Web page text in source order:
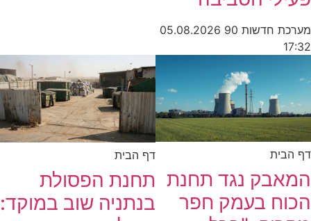
מערכת חדשות 90
05.08.2026
17:32
דף הבית
המאבק נגד תחנת
הכוח בעמק חפר
דף הבית
תחנת הפסולת
בנתניה שוב במוקד: